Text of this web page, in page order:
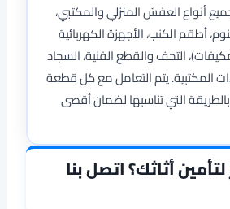
أنواع العفش المنزلي والمكتبي،
أطقم الكنب، الأجهزة الكهربائية
التحف والقطع الفنية، السجاد
المكتبية. يتم التعامل مع كل قطعة
التي تناسبها لضمان أقصى
أثاثك؟ اتصل بنا